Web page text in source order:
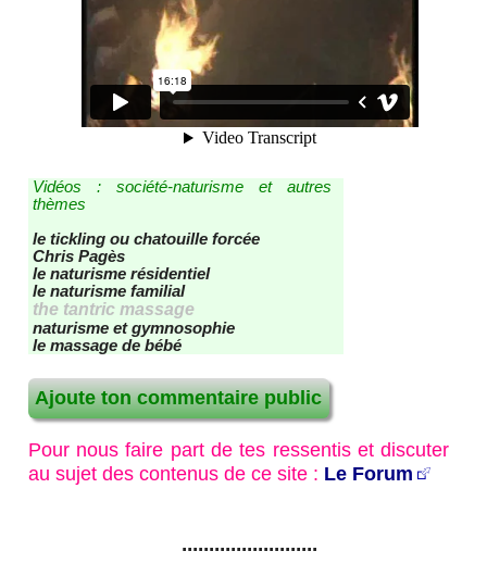
Vidéos : société-naturisme et autres
thèmes
le tickling ou chatouille forcée
Chris Pagès
le naturisme résidentiel
le naturisme familial
the tantric massage
naturisme et gymnosophie
le massage de bébé
Ajoute ton commentaire public
Pour nous faire part de tes ressentis et discuter
au sujet des contenus de ce site : Le Forum
.........................